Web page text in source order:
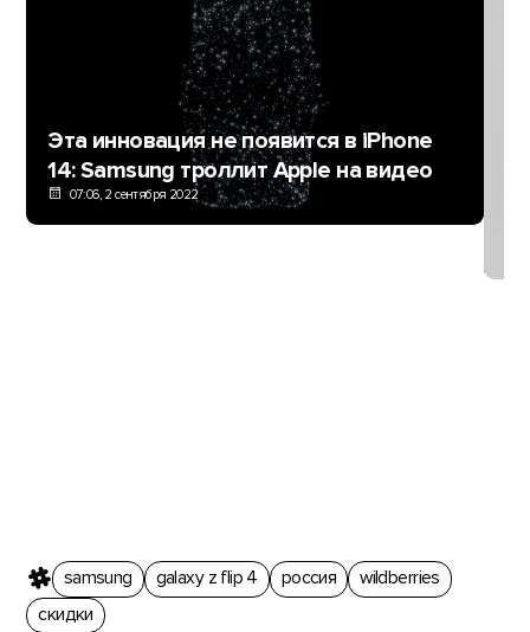
Эта инновация не появится в iPhone
14: Samsung троллит Apple на видео
07:06, 2 сентября 2022
samsung galaxy z flip 4 россия
wildberries
скидки